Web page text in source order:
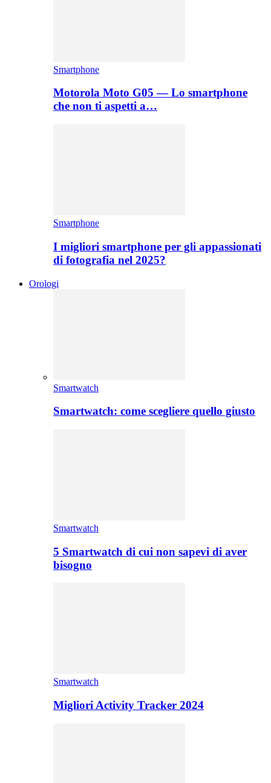
Smartphone
Motorola Moto G05 — Lo smartphone
che non ti aspetti a…
Smartphone
I migliori smartphone per gli appassionati
di fotografia nel 2025?
Orologi
Smartwatch
Smartwatch: come scegliere quello giusto
Smartwatch
5 Smartwatch di cui non sapevi di aver
bisogno
Smartwatch
Migliori Activity Tracker 2024